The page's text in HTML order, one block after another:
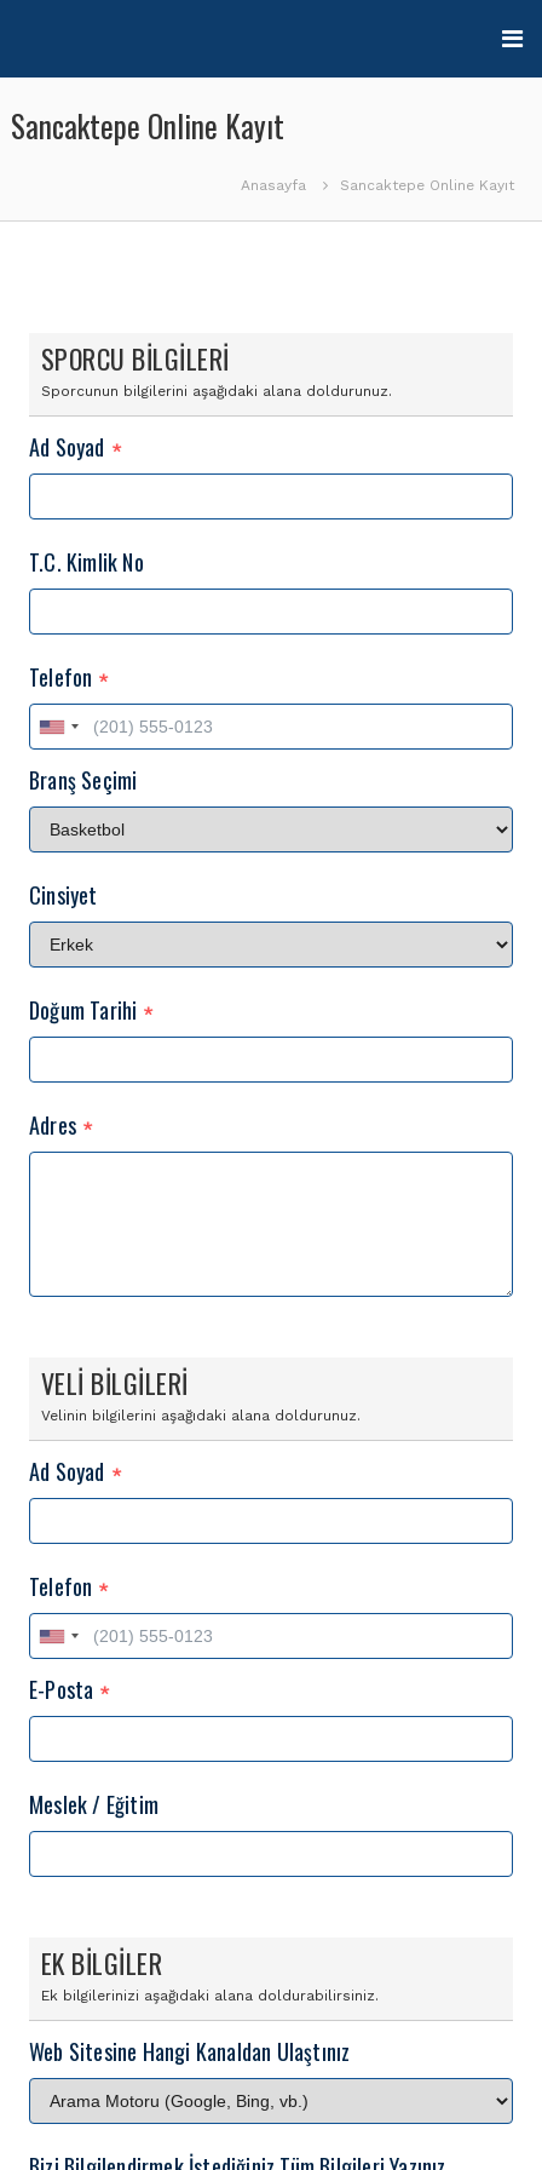
Sancaktepe Online Kayıt
Anasayfa Sancaktepe Online Kayıt
SPORCU BİLGİLERİ
Sporcunun bilgilerini aşağıdaki alana doldurunuz.
Ad Soyad *
T.C. Kimlik No
Telefon *
Branş Seçimi
Cinsiyet
Doğum Tarihi *
Adres *
VELİ BİLGİLERİ
Velinin bilgilerini aşağıdaki alana doldurunuz.
Ad Soyad *
Telefon *
E-Posta *
Meslek / Eğitim
EK BİLGİLER
Ek bilgilerinizi aşağıdaki alana doldurabilirsiniz.
Web Sitesine Hangi Kanaldan Ulaştınız